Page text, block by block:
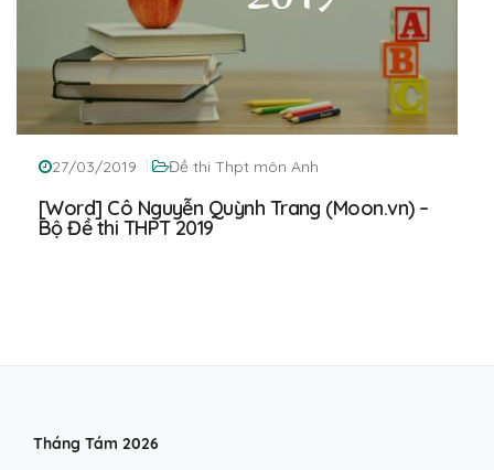
27/03/2019 Đề thi Thpt môn Anh
[Word] Cô Nguyễn Quỳnh Trang (Moon.vn) –
Bộ Đề thi THPT 2019
Tháng Tám 2026